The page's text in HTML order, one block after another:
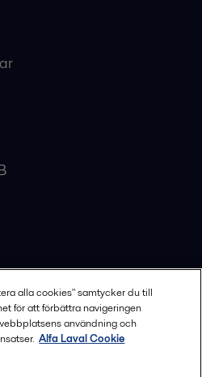
alla cookies" samtycker du till
för att förbättra navigeringen
användning och
Alfa Laval Cookie